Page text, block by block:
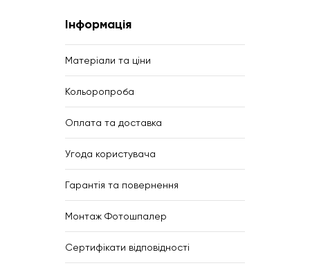
Інформація
Матеріали та ціни
Кольоропроба
Оплата та доставка
Угода користувача
Гарантія та повернення
Монтаж Фотошпалер
Сертифікати відповідності